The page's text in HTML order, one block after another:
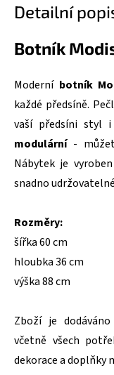
Detailní
Botník
Moderní botník
každé předsíně.
vaší předsíni styl
modulární-
Nábytek je
snadno
Rozměry:
šířka 60 cm
hloubka 36 cm
výška 88 cm
Zboží je
včetně všech
dekorace a doplňky